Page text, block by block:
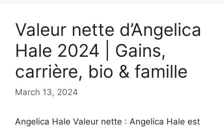
Valeur nette d’Angelica
Hale 2024 | Gains,
carrière, bio & famille
March 13, 2024
Angelica Hale Valeur nette : Angelica Hale est